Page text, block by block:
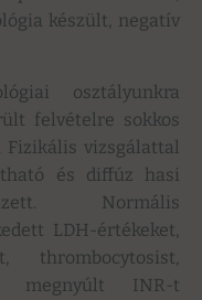
készült, negatív
osztályunkra
felvételre sokkos
Fizikális vizsgálattal
és diffúz hasi
Normális
LDH-értékeket,
thrombocytosist,
megnyúlt INR-t